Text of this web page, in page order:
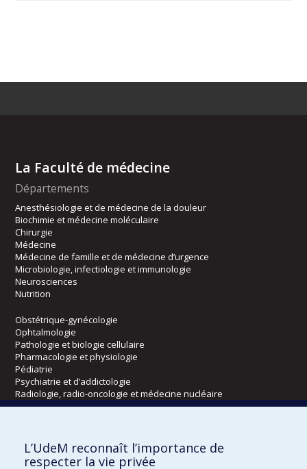
La Faculté de médecine
Départements
Anesthésiologie et de médecine de la douleur
Biochimie et médecine moléculaire
Chirurgie
Médecine
Médecine de famille et de médecine d’urgence
Microbiologie, infectiologie et immunologie
Neurosciences
Nutrition
Obstétrique-gynécologie
Ophtalmologie
Pathologie et biologie cellulaire
Pharmacologie et physiologie
Pédiatrie
Psychiatrie et d’addictologie
Radiologie, radio-oncologie et médecine nucléaire
Écoles
Kinésiologie et des sciences de l’activité physique
L’UdeM reconnaît l’importance de
respecter la vie privée